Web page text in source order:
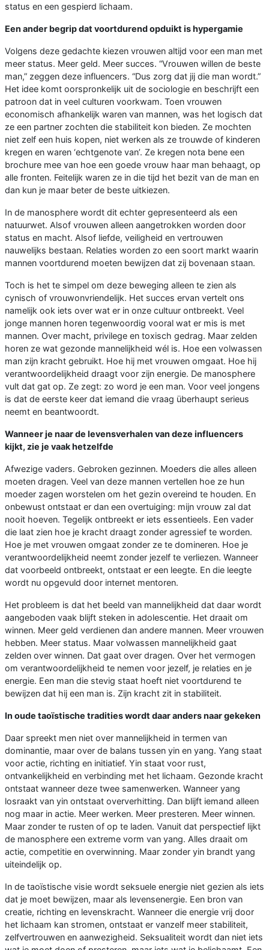
status en een gespierd lichaam.
Een ander begrip dat voortdurend opduikt is hypergamie
Volgens deze gedachte kiezen vrouwen altijd voor een man met
meer status. Meer geld. Meer succes. “Vrouwen willen de beste
man,” zeggen deze influencers. “Dus zorg dat jij die man wordt.”
Het idee komt oorspronkelijk uit de sociologie en beschrijft een
patroon dat in veel culturen voorkwam. Toen vrouwen
economisch afhankelijk waren van mannen, was het logisch dat
ze een partner zochten die stabiliteit kon bieden. Ze mochten
niet zelf een huis kopen, niet werken als ze trouwde of kinderen
kregen en waren ‘echtgenote van’. Ze kregen nota bene een
brochure mee van hoe een goede vrouw haar man behaagt, op
alle fronten. Feitelijk waren ze in die tijd het bezit van de man en
dan kun je maar beter de beste uitkiezen.
In de manosphere wordt dit echter gepresenteerd als een
natuurwet. Alsof vrouwen alleen aangetrokken worden door
status en macht. Alsof liefde, veiligheid en vertrouwen
nauwelijks bestaan. Relaties worden zo een soort markt waarin
mannen voortdurend moeten bewijzen dat zij bovenaan staan.
Toch is het te simpel om deze beweging alleen te zien als
cynisch of vrouwonvriendelijk. Het succes ervan vertelt ons
namelijk ook iets over wat er in onze cultuur ontbreekt. Veel
jonge mannen horen tegenwoordig vooral wat er mis is met
mannen. Over macht, privilege en toxisch gedrag. Maar zelden
horen ze wat gezonde mannelijkheid wél is. Hoe een volwassen
man zijn kracht gebruikt. Hoe hij met vrouwen omgaat. Hoe hij
verantwoordelijkheid draagt voor zijn energie. De manosphere
vult dat gat op. Ze zegt: zo word je een man. Voor veel jongens
is dat de eerste keer dat iemand die vraag überhaupt serieus
neemt en beantwoordt.
Wanneer je naar de levensverhalen van deze influencers
kijkt, zie je vaak hetzelfde
Afwezige vaders. Gebroken gezinnen. Moeders die alles alleen
moeten dragen. Veel van deze mannen vertellen hoe ze hun
moeder zagen worstelen om het gezin overeind te houden. En
onbewust ontstaat er dan een overtuiging: mijn vrouw zal dat
nooit hoeven. Tegelijk ontbreekt er iets essentieels. Een vader
die laat zien hoe je kracht draagt zonder agressief te worden.
Hoe je met vrouwen omgaat zonder ze te domineren. Hoe je
verantwoordelijkheid neemt zonder jezelf te verliezen. Wanneer
dat voorbeeld ontbreekt, ontstaat er een leegte. En die leegte
wordt nu opgevuld door internet mentoren.
Het probleem is dat het beeld van mannelijkheid dat daar wordt
aangeboden vaak blijft steken in adolescentie. Het draait om
winnen. Meer geld verdienen dan andere mannen. Meer vrouwen
hebben. Meer status. Maar volwassen mannelijkheid gaat
zelden over winnen. Dat gaat over dragen. Over het vermogen
om verantwoordelijkheid te nemen voor jezelf, je relaties en je
energie. Een man die stevig staat hoeft niet voortdurend te
bewijzen dat hij een man is. Zijn kracht zit in stabiliteit.
In oude taoïstische tradities wordt daar anders naar gekeken
Daar spreekt men niet over mannelijkheid in termen van
dominantie, maar over de balans tussen yin en yang. Yang staat
voor actie, richting en initiatief. Yin staat voor rust,
ontvankelijkheid en verbinding met het lichaam. Gezonde kracht
ontstaat wanneer deze twee samenwerken. Wanneer yang
losraakt van yin ontstaat oververhitting. Dan blijft iemand alleen
nog maar in actie. Meer werken. Meer presteren. Meer winnen.
Maar zonder te rusten of op te laden. Vanuit dat perspectief lijkt
de manosphere een extreme vorm van yang. Alles draait om
actie, competitie en overwinning. Maar zonder yin brandt yang
uiteindelijk op.
In de taoïstische visie wordt seksuele energie niet gezien als iets
dat je moet bewijzen, maar als levensenergie. Een bron van
creatie, richting en levenskracht. Wanneer die energie vrij door
het lichaam kan stromen, ontstaat er vanzelf meer stabiliteit,
zelfvertrouwen en aanwezigheid. Seksualiteit wordt dan niet iets